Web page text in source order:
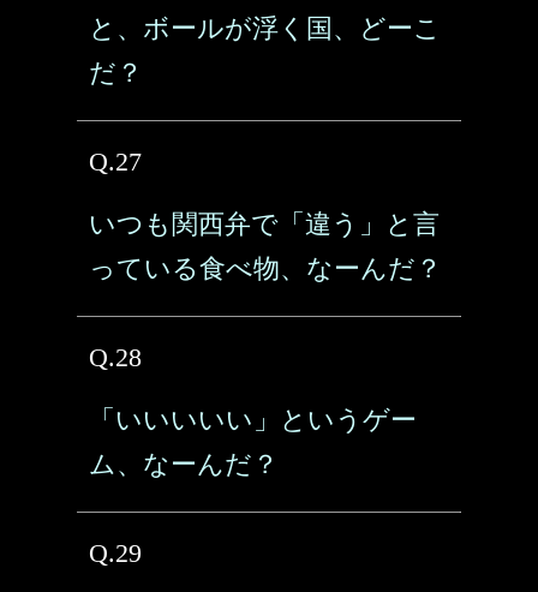
と、ボールが浮く国、どーこ
だ？
Q.27
いつも関西弁で「違う」と言
っている食べ物、なーんだ？
Q.28
「いいいいい」というゲー
ム、なーんだ？
Q.29